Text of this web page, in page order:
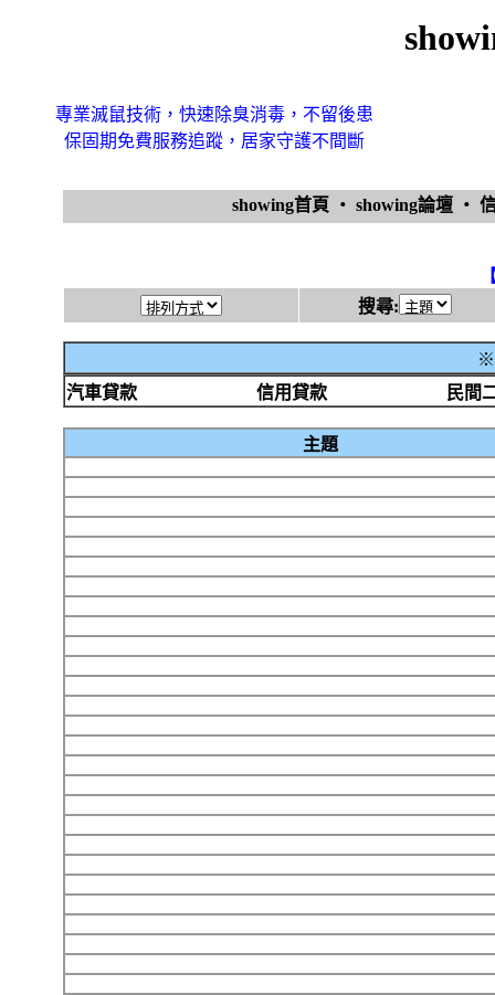
專業滅鼠技術，快速除臭消毒，不留後患
保固期免費服務追蹤，居家守護不間斷
showing首頁 ‧ showing論壇 ‧
搜尋:
※
汽車貸款
信用貸款 民間
主題